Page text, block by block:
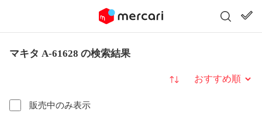
マキタ A-61628 の検索結果
販売中のみ表示
並び替え